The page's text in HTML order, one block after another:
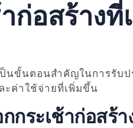
ก่อสร้าง
ป็นขั้นตอนสำคัญในการรั
ะค่าใช้จ่ายที่เพิ่มขึ้น
กระเช้าก่อสร้า